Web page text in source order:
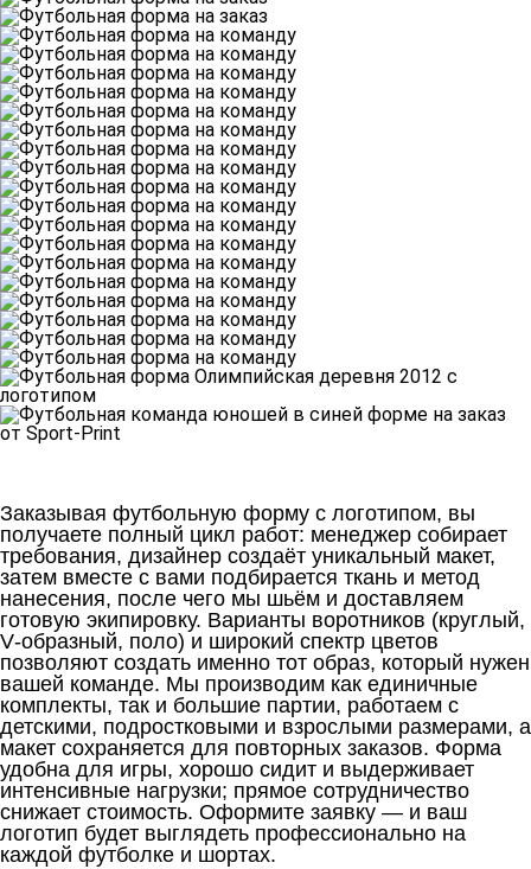
Заказывая футбольную форму с логотипом, вы
получаете полный цикл работ: менеджер собирает
требования, дизайнер создаёт уникальный макет,
затем вместе с вами подбирается ткань и метод
нанесения, после чего мы шьём и доставляем
готовую экипировку. Варианты воротников (круглый,
V‑образный, поло) и широкий спектр цветов
позволяют создать именно тот образ, который нужен
вашей команде. Мы производим как единичные
комплекты, так и большие партии, работаем с
детскими, подростковыми и взрослыми размерами, а
макет сохраняется для повторных заказов. Форма
удобна для игры, хорошо сидит и выдерживает
интенсивные нагрузки; прямое сотрудничество
снижает стоимость. Оформите заявку — и ваш
логотип будет выглядеть профессионально на
каждой футболке и шортах.